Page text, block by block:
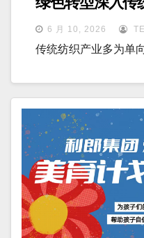
6 月 10, 2026
传统纺织产业多为单